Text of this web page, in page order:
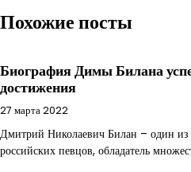
Похожие посты
Биография Димы Билана
достижения
27 марта 2022
Дмитрий Николаевич Билан – один
российских певцов, обладатель